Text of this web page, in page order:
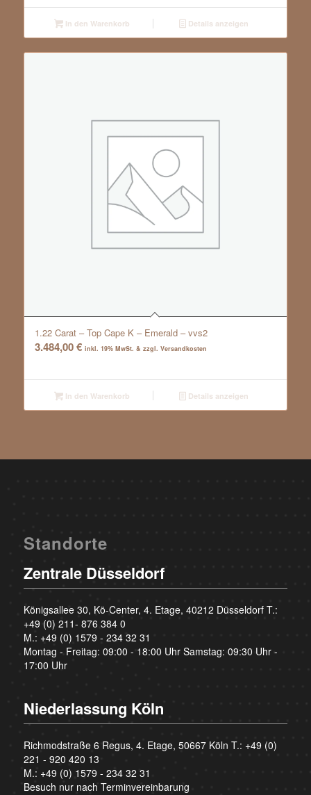
In den Warenkorb Details anzeigen
1.22 Carat – Top Cape K – Emerald – vvs2
3.484,00€ inkl. 19% MwSt. & zzgl. Versandkosten
In den Warenkorb Details anzeigen
Standorte
Zentrale Düsseldorf
Königsallee 30, Kö-Center, 4. Etage, 40212 Düsseldorf T.:
+49 (0) 211- 876 384 0
M.: +49 (0) 1579 - 234 32 31
Montag - Freitag: 09:00 - 18:00 Uhr Samstag: 09:30 Uhr -
17:00 Uhr
Niederlassung Köln
Richmodstraße 6 Regus, 4. Etage, 50667 Köln T.: +49 (0)
221 - 920 420 13
M.: +49 (0) 1579 - 234 32 31
Besuch nur nach Terminvereinbarung